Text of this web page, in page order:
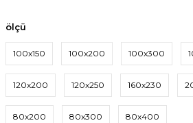
ölçü
100x150 100x200 100x300
120x200 120x250 160x230
80x200 80x300 80x400